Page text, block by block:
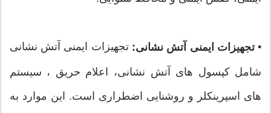
•تجهیزات ایمنی آتش نشانی: تجهیزات ایمنی آتش نشانی
شامل کپسول های آتش نشانی، اعلام حریق ، سیستم
های اسپرینکلر و روشنایی اضطراری است. این موارد به